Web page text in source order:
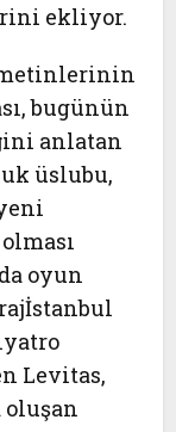
ekliyor.
bugünün
anlatan
üslubu,
oyun
Levitas,
oluşan